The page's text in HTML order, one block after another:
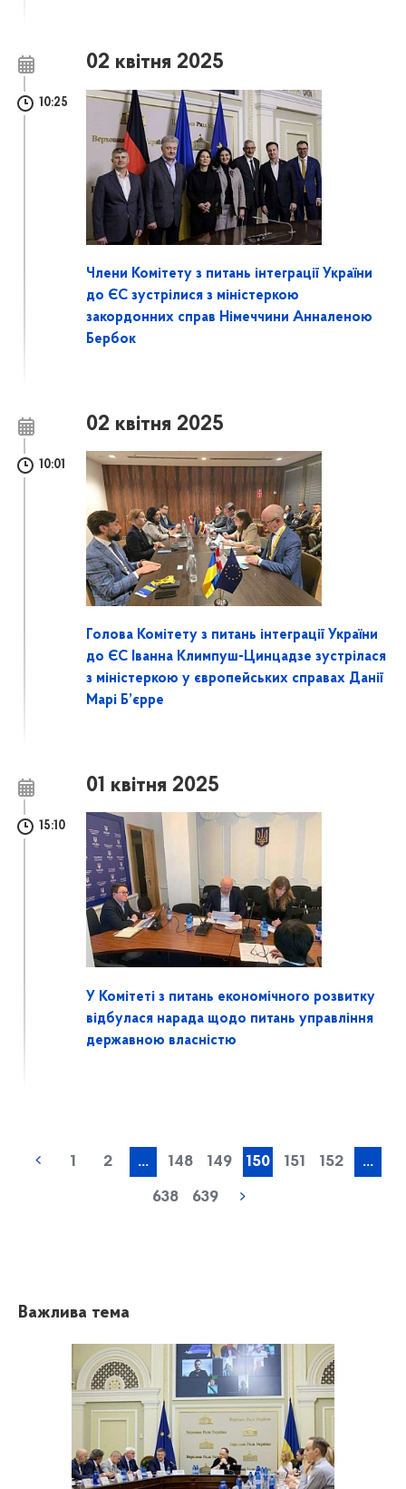
02 квітня 2025
10:25
Члени Комітету з питань інтеграції України
до ЄС зустрілися з міністеркою
закордонних справ Німеччини Анналеною
Бербок
02 квітня 2025
10:01
Голова Комітету з питань інтеграції України
до ЄС Іванна Климпуш-Цинцадзе зустрілася
з міністеркою у європейських справах Данії
Марі Б’єрре
01 квітня 2025
15:10
У Комітеті з питань економічного розвитку
відбулася нарада щодо питань управління
державною власністю
1 2 ... 148 149 150 151 152 ...
638 639
Важлива тема